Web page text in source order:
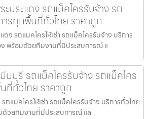
ะประแดง รถแม็คโครรับจ้าง รถ
ารทุกพื้นที่ทั่วไทย ราคาถูก
ดง รถแมคโครให้เช่า รถแม็คโครรับจ้าง บริการ
ง พร้อมด้วยทีมงานที่มีประสบการณ์ แ
นบุรี รถแม็คโครรับจ้าง รถแม็คโคร
ที่ทั่วไทย ราคาถูก
แมคโครให้เช่า รถแม็คโครรับจ้าง บริการทั่วไทย
ด้วยทีมงานที่มีประสบการณ์ แล